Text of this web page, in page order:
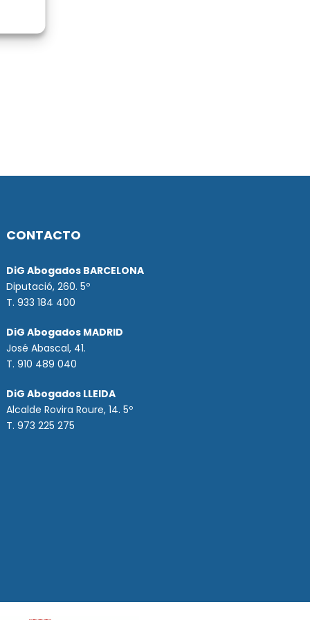
CONTACTO
DiG Abogados BARCELONA
Diputació, 260. 5º
T. 933 184 400
DiG Abogados MADRID
José Abascal, 41.
T.910 489 040
DiG Abogados LLEIDA
Alcalde Rovira Roure, 14. 5º
T. 973 225 275